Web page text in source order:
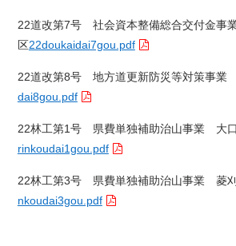
22道改第7号 社会資本整備総合交付金
区22doukaidai7gou.pdf
22道改第8号 地方道更新防災等対策事業
dai8gou.pdf
22林工第1号 県費単独補助治山事業 大
rinkoudai1gou.pdf
22林工第3号 県費単独補助治山事業 菱
nkoudai3gou.pdf